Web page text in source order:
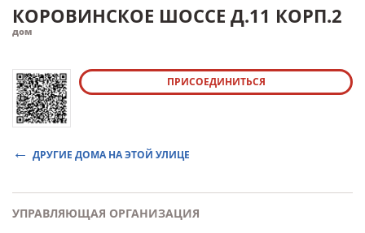
КОРОВИНСКОЕ ШОССЕ Д.11 КОРП.2
дом
ПРИСОЕДИНИТЬСЯ
ДРУГИЕ ДОМА НА ЭТОЙ УЛИЦЕ
УПРАВЛЯЮЩАЯ ОРГАНИЗАЦИЯ